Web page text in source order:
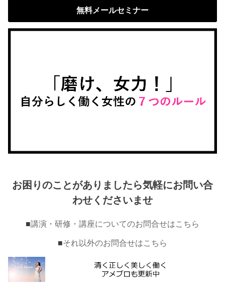
無料メールセミナー
お困りのことがありましたら気軽にお問い合
わせくださいませ
■講演・研修・講座についてのお問合せはこちら
■それ以外のお問合せはこちら